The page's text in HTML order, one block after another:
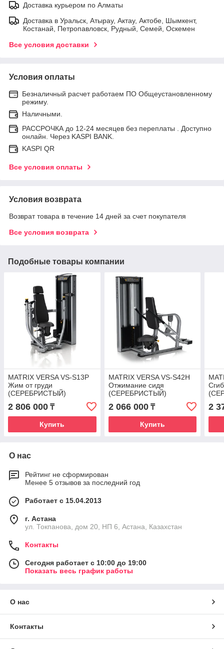
Доставка курьером по Алматы
Доставка в Уральск, Атырау, Актау, Актобе, Шымкент,
Костанай, Петропавловск, Рудный, Семей, Оскемен
Все условия доставки
Условия оплаты
Безналичный расчет работаем ПО Общеустановленному
режиму.
Наличными.
РАССРОЧКА до 12-24 месяцев без переплаты . Доступно
онлайн. Через KASPI BANK.
KASPI QR
Все условия оплаты
Условия возврата
Возврат товара в течение 14 дней за счет покупателя
Все условия возврата
Подобные товары компании
MATRIX VERSA VS-S13P
Жим от груди
(СЕРЕБРИСТЫЙ)
2 806 000 ₸
Купить
MATRIX VERSA VS-S42H
Отжимание сидя
(СЕРЕБРИСТЫЙ)
2 066 000₸
Купить
2
О нас
Рейтинг не сформирован
Менее 5 отзывов за последний год
Работает с 15.04.2013
г. Астана
ул. Токпанова, дом 20, НП 6, Астана, Казахстан
Контакты
Сегодня работает с 10:00 до 19:00
Показать весь график работы
О нас
Контакты